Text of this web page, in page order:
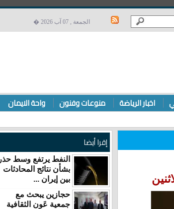
الجمعة , 07 آب 2026 �
اخبار الرياضة منوعات وفنون واحة الايمان
إقرا أيضا
النفط يرتفع وسط حذر
بشأن نتائج المحادثات
بين إيران ...
حجازين يبحث مع
جمعية عَون الثقافية